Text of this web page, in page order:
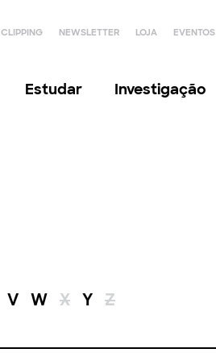
CLIPPING NEWSLETTER LOJA EVENTOS
Estudar Investigação
V W X Y Z